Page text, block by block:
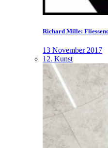
Richard Mille:
13 November 2017
12. Kunst